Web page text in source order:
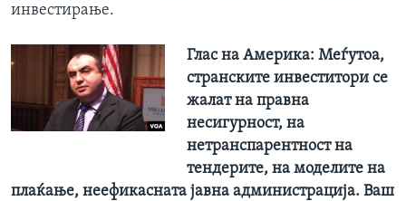
инвестирање.
Глас на Америка: Меѓутоа,
странските инвеститори се
жалат на правна
несигурност, на
нетранспарентност на
тендерите, на моделите на
плаќање, неефикасната јавна администрација. Ваш